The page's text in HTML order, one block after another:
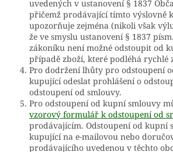
uvedených v ustanovení § 1837
přičemž prodávající tímto výslovně
upozorňuje zejména (nikoli však
že ve smyslu ustanovení § 1837
zákoníku není možné odstoupit od
případě zboží, které podléhá rychlé
Pro dodržení lhůty pro odstoupení
kupující odeslat prohlášení o
odstoupení od smlouvy.
Pro odstoupení od kupní smlouvy
vzorový formulář k odstoupení od
prodávajícím. Odstoupení od kupní
kupující na e-mailovou nebo
prodávajícího uvedenou v těchto